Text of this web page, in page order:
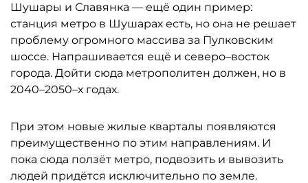
Шушары и Славянка — ещё один пример:
станция метро в Шушарах есть, но она не решает
проблему огромного массива за Пулковским
шоссе. Напрашивается ещё и северо–восток
города. Дойти сюда метрополитен должен, но в
2040–2050–х годах.
При этом новые жилые кварталы появляются
преимущественно по этим направлениям. И
пока сюда ползёт метро, подвозить и вывозить
людей придётся исключительно по земле.